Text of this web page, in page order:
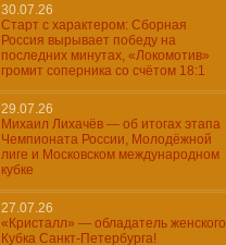
30.07.26
Старт с характером: Сборная
Россия вырывает победу на
последних минутах, «Локомотив»
громит соперника со счётом 18:1
29.07.26
Михаил Лихачёв — об итогах этапа
Чемпионата России, Молодёжной
лиге и Московском международном
кубке
27.07.26
«Кристалл» — обладатель женского
Кубка Санкт-Петербурга!